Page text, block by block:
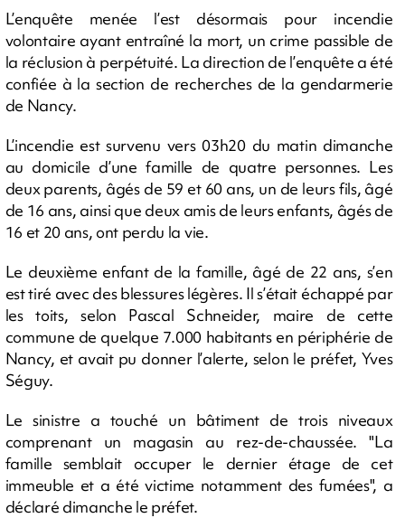
L’enquête menée l’est désormais pour incendie
volontaire ayant entraîné la mort, un crime passible de
la réclusion à perpétuité. La direction de l’enquête a été
confiée à la section de recherches de la gendarmerie
de Nancy.
L’incendie est survenu vers 03h20 du matin dimanche
au domicile d’une famille de quatre personnes. Les
deux parents, âgés de 59 et 60 ans, un de leurs fils, âgé
de 16 ans, ainsi que deux amis de leurs enfants, âgés de
16 et 20 ans, ont perdu la vie.
Le deuxième enfant de la famille, âgé de 22 ans, s’en
est tiré avec des blessures légères. Il s’était échappé par
les toits, selon Pascal Schneider, maire de cette
commune de quelque 7.000 habitants en périphérie de
Nancy, et avait pu donner l’alerte, selon le préfet, Yves
Séguy.
Le sinistre a touché un bâtiment de trois niveaux
comprenant un magasin au rez-de-chaussée. "La
famille semblait occuper le dernier étage de cet
immeuble et a été victime notamment des fumées", a
déclaré dimanche le préfet.